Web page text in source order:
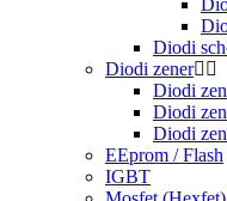
Diodi
Diodi zener
Diodi
Diodi
Diodi
EEprom / Flash
IGBT